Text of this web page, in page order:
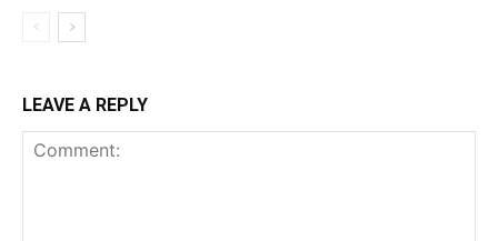
LEAVE A REPLY